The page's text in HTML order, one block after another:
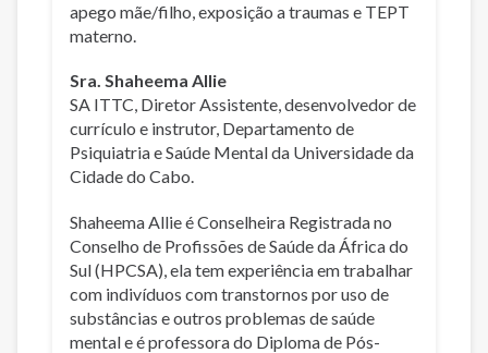
apego mãe/filho, exposição a traumas e TEPT
materno.
Sra. Shaheema Allie
SA ITTC, Diretor Assistente, desenvolvedor de
currículo e instrutor, Departamento de
Psiquiatria e Saúde Mental da Universidade da
Cidade do Cabo.
Shaheema Allie é Conselheira Registrada no
Conselho de Profissões de Saúde da África do
Sul (HPCSA), ela tem experiência em trabalhar
com indivíduos com transtornos por uso de
substâncias e outros problemas de saúde
mental e é professora do Diploma de Pós-